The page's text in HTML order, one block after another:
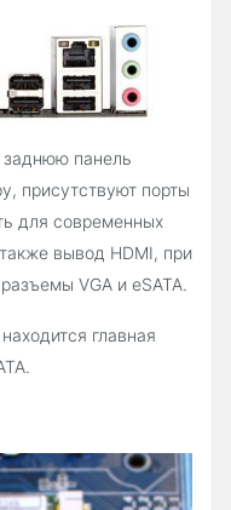
панель
присутствуют порты
для современных
вывод HDMI, при
VGA и eSATA.
главная